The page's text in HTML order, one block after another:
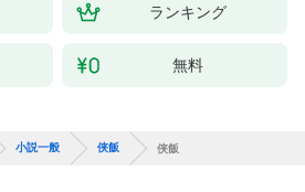
ランキング
無料
小説一般 侠飯 侠飯